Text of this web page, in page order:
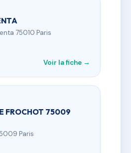
75010 Paris
Voir la fiche →
FROCHOT 75009
Paris